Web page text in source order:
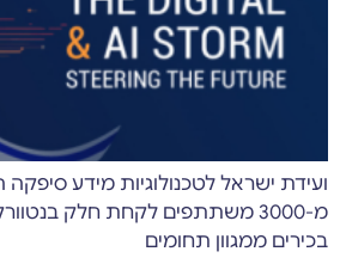
ועידת ישראל לטכנולוגיות מידע סיפקה
מ-3000 משתתפים לקחת חלק
בכירים ממגוון תחומים